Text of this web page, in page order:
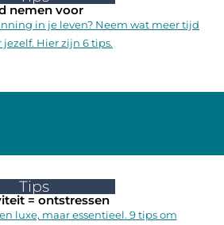
nemen voor
in je leven? Neem wat meer tijd
jezelf. Hier zijn 6 tips.
Tips
= ontstressen
luxe, maar essentieel. 9 tips om